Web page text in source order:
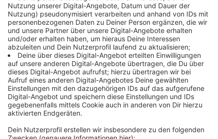
Tage und flexible Arbeitszeiten aus. Seit dem Ende der
Herbstferien stehen Autofahrer rund um
Mönchengladbach deutlich häufiger und länger im
Stau. Und im klassischen Staumonat November
steckten Autofahrer über 14 Tausend mal in Stau - ein
Plus von etwa 7 Prozent im Vergleich zum Vormonat.
Wer zwei Tage pro Woche zuhause bleibt, senkt
seinen persönlichen Berufsverkehr um 40 Prozent,
sagt der ADAC und fordert auf, mehr Homeoffice zu
machen. Typischerweise ist der November der
Standen Autofahrer auf der A46, A57 und A59.